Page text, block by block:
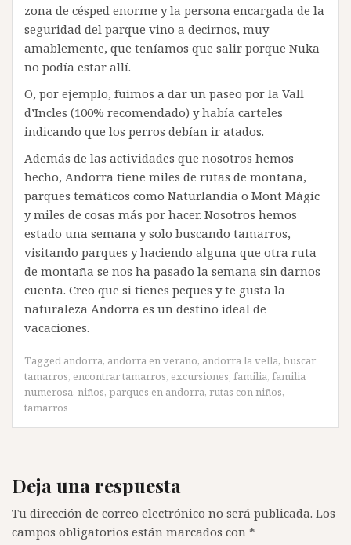
zona de césped enorme y la persona encargada de la
seguridad del parque vino a decirnos, muy
amablemente, que teníamos que salir porque Nuka
no podía estar allí.
O, por ejemplo, fuimos a dar un paseo por la Vall
d’Incles (100% recomendado) y había carteles
indicando que los perros debían ir atados.
Además de las actividades que nosotros hemos
hecho, Andorra tiene miles de rutas de montaña,
parques temáticos como Naturlandia o Mont Màgic
y miles de cosas más por hacer. Nosotros hemos
estado una semana y solo buscando tamarros,
visitando parques y haciendo alguna que otra ruta
de montaña se nos ha pasado la semana sin darnos
cuenta. Creo que si tienes peques y te gusta la
naturaleza Andorra es un destino ideal de
vacaciones.
Tagged andorra, andorra en verano, andorra la vella, buscar
tamarros, encontrar tamarros, excursiones, familia, familia
numerosa, niños, parques en andorra, rutas con niños,
tamarros
Deja una respuesta
Tu dirección de correo electrónico no será publicada. Los
campos obligatorios están marcados con *